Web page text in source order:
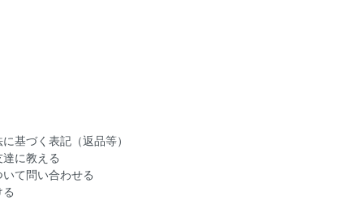
基づく表記（返品等）
に教える
いて問い合わせる